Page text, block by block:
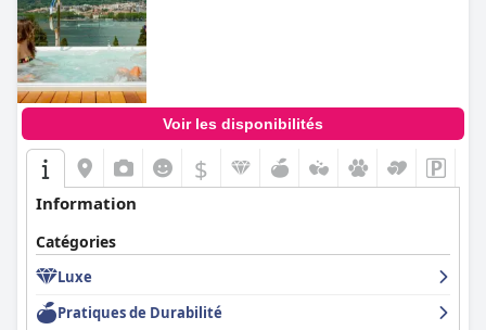
Voir les disponibilités
$
Information
Catégories
Luxe
Pratiques de Durabilité